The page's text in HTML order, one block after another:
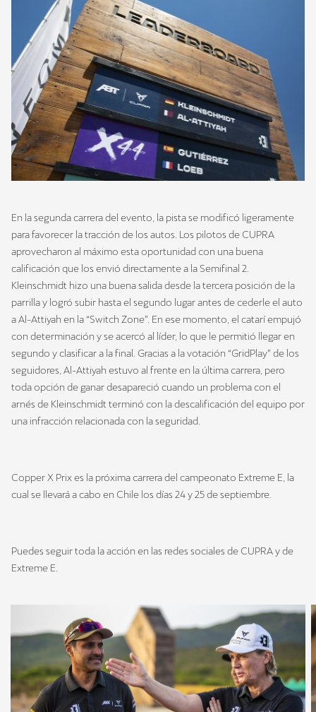
En la segunda carrera del evento, la pista se modificó ligeramente
para favorecer la tracción de los autos. Los pilotos de CUPRA
aprovecharon al máximo esta oportunidad con una buena
calificación que los envió directamente a la Semifinal 2.
Kleinschmidt hizo una buena salida desde la tercera posición de la
parrilla y logró subir hasta el segundo lugar antes de cederle el auto
a Al-Attiyah en la “Switch Zone”. En ese momento, el catarí empujó
con determinación y se acercó al líder, lo que le permitió llegar en
segundo y clasificar a la final. Gracias a la votación “GridPlay” de los
seguidores, Al-Attiyah estuvo al frente en la última carrera, pero
toda opción de ganar desapareció cuando un problema con el
arnés de Kleinschmidt terminó con la descalificación del equipo por
una infracción relacionada con la seguridad.
Copper X Prix es la próxima carrera del campeonato Extreme E, la
cual se llevará a cabo en Chile los días 24 y 25 de septiembre.
Puedes seguir toda la acción en las redes sociales de CUPRA y de
Extreme E.